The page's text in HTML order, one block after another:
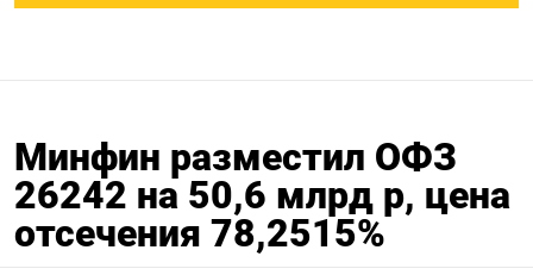
Минфин разместил ОФЗ
26242 на 50,6 млрд р, цена
отсечения 78,2515%